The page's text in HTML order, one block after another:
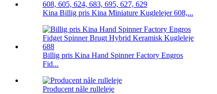
Kina Billig pris Kina Miniature Kuglelejer 608,...
Billig pris Kina Hand Spinner Factory Engros
Fid...
Producent nåle rulleleje